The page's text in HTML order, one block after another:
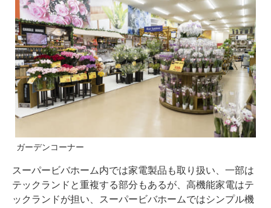
ガーデンコーナー
スーパービバホーム内では家電製品も取り扱い、一部は
テックランドと重複する部分もあるが、高機能家電はテ
ックランドが担い、スーパービバホームではシンプル機